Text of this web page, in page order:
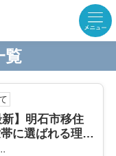
覧
新】明石市移住
に選ばれる理由
し「5つの無料